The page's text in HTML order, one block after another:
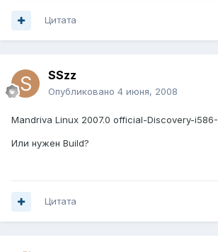
Цитата
SSzz
Опубликовано 4 июня, 2008
Mandriva Linux 2007.0 official-Discovery-
Или нужен Build?
Цитата